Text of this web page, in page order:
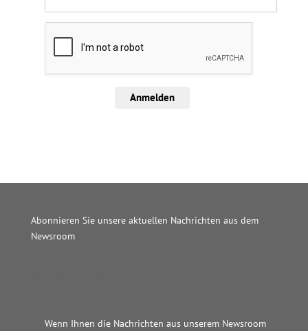
Anmelden
Abonnieren Sie unsere aktuellen Nachrichten aus dem
Newsroom
Wenn Ihnen die Nachrichten aus unserem Newsroom